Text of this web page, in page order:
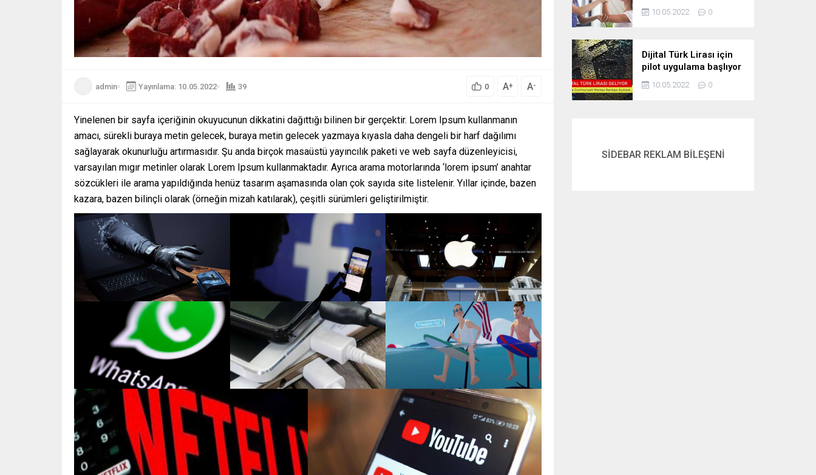
admin Yayınlama: 10.05.2022 39 0 A+ A-
Yinelenen bir sayfa içeriğinin okuyucunun dikkatini dağıttığı bilinen bir gerçektir. Lorem Ipsum kullanmanın
amacı, sürekli buraya metin gelecek, buraya metin gelecek yazmaya kıyasla daha dengeli bir harf dağılımı
sağlayarak okunurluğu artırmasıdır. Şu anda birçok masaüstü yayıncılık paketi ve web sayfa düzenleyicisi,
varsayılan mıgır metinler olarak Lorem Ipsum kullanmaktadır. Ayrıca arama motorlarında ‘lorem ipsum’ anahtar
sözcükleri ile arama yapıldığında henüz tasarım aşamasında olan çok sayıda site listelenir. Yıllar içinde, bazen
kazara, bazen bilinçli olarak (örneğin mizah katılarak), çeşitli sürümleri geliştirilmiştir.
10.05.2022 0
Dijital Türk Lirası için
pilot uygulama başlıyor
10.05.2022 0
SİDEBAR REKLAM BİLEŞENİ